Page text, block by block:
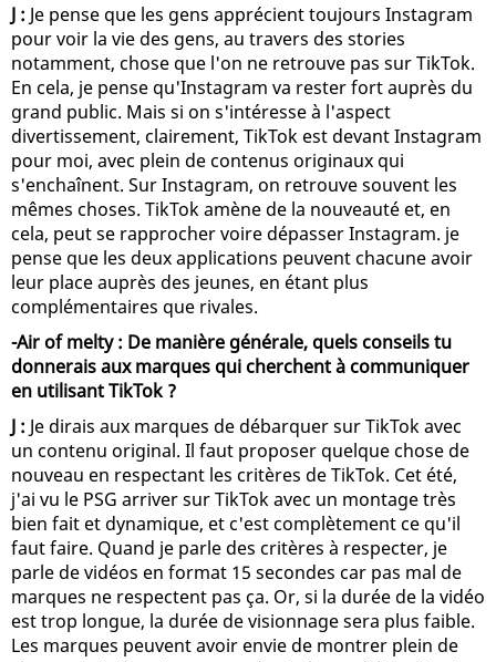
J : Je pense que les gens apprécient toujours Instagram
pour voir la vie des gens, au travers des stories
notamment, chose que l'on ne retrouve pas sur TikTok.
En cela, je pense qu'Instagram va rester fort auprès du
grand public. Mais si on s'intéresse à l'aspect
divertissement, clairement, TikTok est devant Instagram
pour moi, avec plein de contenus originaux qui
s'enchaînent. Sur Instagram, on retrouve souvent les
mêmes choses. TikTok amène de la nouveauté et, en
cela, peut se rapprocher voire dépasser Instagram. je
pense que les deux applications peuvent chacune avoir
leur place auprès des jeunes, en étant plus
complémentaires que rivales.
-Air of melty : De manière générale, quels conseils tu
donnerais aux marques qui cherchent à communiquer
en utilisant TikTok ?
J : Je dirais aux marques de débarquer sur TikTok avec
un contenu original. Il faut proposer quelque chose de
nouveau en respectant les critères de TikTok. Cet été,
j'ai vu le PSG arriver sur TikTok avec un montage très
bien fait et dynamique, et c'est complètement ce qu'il
faut faire. Quand je parle des critères à respecter, je
parle de vidéos en format 15 secondes car pas mal de
marques ne respectent pas ça. Or, si la durée de la vidéo
est trop longue, la durée de visionnage sera plus faible.
Les marques peuvent avoir envie de montrer plein de